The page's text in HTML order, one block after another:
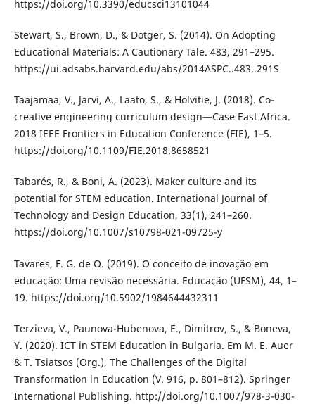
https://doi.org/10.3390/educsci13101044
Stewart, S., Brown, D., & Dotger, S. (2014). On Adopting
Educational Materials: A Cautionary Tale. 483, 291–295.
https://ui.adsabs.harvard.edu/abs/2014ASPC..483..291S
Taajamaa, V., Jarvi, A., Laato, S., & Holvitie, J. (2018). Co-
creative engineering curriculum design—Case East Africa.
2018 IEEE Frontiers in Education Conference (FIE), 1–5.
https://doi.org/10.1109/FIE.2018.8658521
Tabarés, R., & Boni, A. (2023). Maker culture and its
potential for STEM education. International Journal of
Technology and Design Education, 33(1), 241–260.
https://doi.org/10.1007/s10798-021-09725-y
Tavares, F. G. de O. (2019). O conceito de inovação em
educação: Uma revisão necessária. Educação (UFSM), 44, 1–
19. https://doi.org/10.5902/1984644432311
Terzieva, V., Paunova-Hubenova, E., Dimitrov, S., & Boneva,
Y. (2020). ICT in STEM Education in Bulgaria. Em M. E. Auer
& T. Tsiatsos (Org.), The Challenges of the Digital
Transformation in Education (V. 916, p. 801–812). Springer
International Publishing. http://doi.org/10.1007/978-3-030-